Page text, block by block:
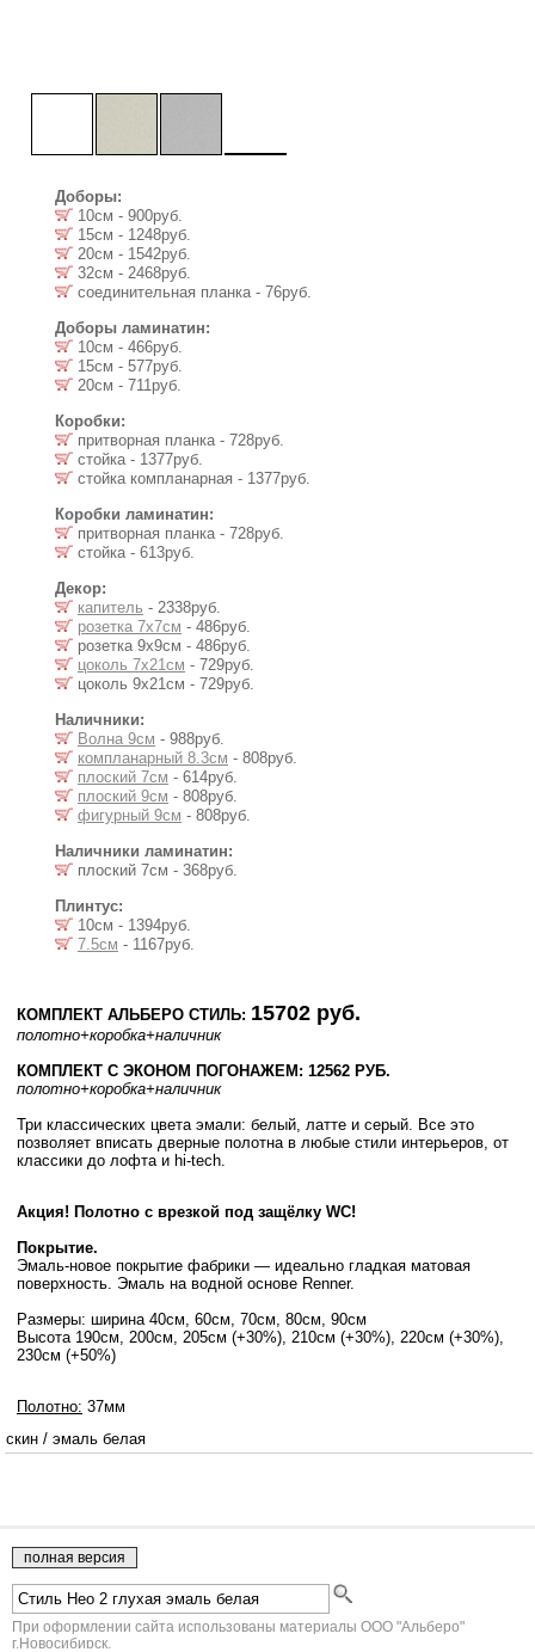
Доборы:
10см - 900руб.
15см - 1248руб.
20см - 1542руб.
32см - 2468руб.
соединительная планка - 76руб.
Доборы ламинатин:
10см - 466руб.
15см - 577руб.
20см - 711руб.
Коробки:
притворная планка - 728руб.
стойка - 1377руб.
стойка компланарная - 1377руб.
Коробки ламинатин:
притворная планка - 728руб.
стойка - 613руб.
Декор:
капитель - 2338руб.
розетка 7х7см - 486руб.
розетка 9х9см - 486руб.
цоколь 7х21см - 729руб.
цоколь 9х21см - 729руб.
Наличники:
Волна 9см - 988руб.
компланарный 8.3см - 808руб.
плоский 7см - 614руб.
плоский 9см - 808руб.
фигурный 9см - 808руб.
Наличники ламинатин:
плоский 7см - 368руб.
Плинтус:
10см - 1394руб.
7.5см - 1167руб.
КОМПЛЕКТ АЛЬБЕРО СТИЛЬ: 15702 руб.
полотно+коробка+наличник
КОМПЛЕКТ С ЭКОНОМ ПОГОНАЖЕМ: 12562 РУБ.
полотно+коробка+наличник
Три классических цвета эмали: белый, латте и серый. Все это
позволяет вписать дверные полотна в любые стили интерьеров, от
классики до лофта и hi-tech.
Акция! Полотно с врезкой под защёлку WC!
Покрытие.
Эмаль-новое покрытие фабрики — идеально гладкая матовая
поверхность. Эмаль на водной основе Renner.
Размеры: ширина 40см, 60см, 70см, 80см, 90см
Высота 190см, 200см, 205см (+30%), 210см (+30%), 220см (+30%),
230см (+50%)
Полотно: 37мм
скин / эмаль белая
При оформлении сайта использованы материалы ООО "Альберо"
г.Новосибирск.